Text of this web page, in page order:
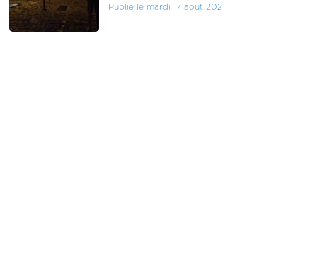
Publié le mardi 17 août 2021